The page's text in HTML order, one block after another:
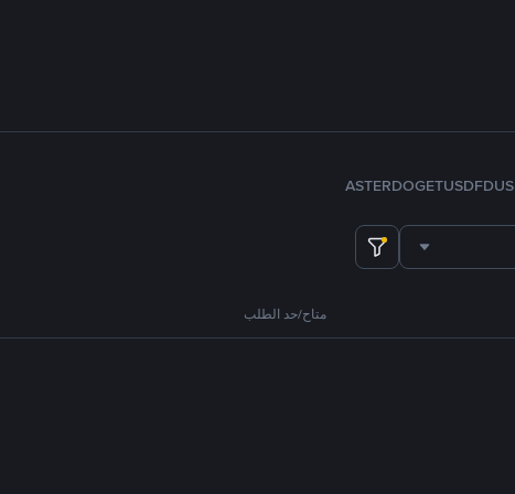
TUSD
DOGE
ASTER
متاح/حد الطلب